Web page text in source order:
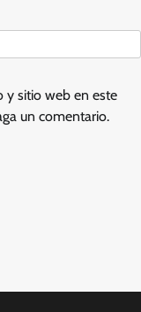
y sitio web en este
un comentario.